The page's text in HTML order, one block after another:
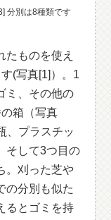
分別は8種類です
たものを使え
(写真[1]）。1
ミ、その他の
箱（写真
、プラスチッ
そして3つ目の
。刈った芝や
の分別も似た
るとゴミを持